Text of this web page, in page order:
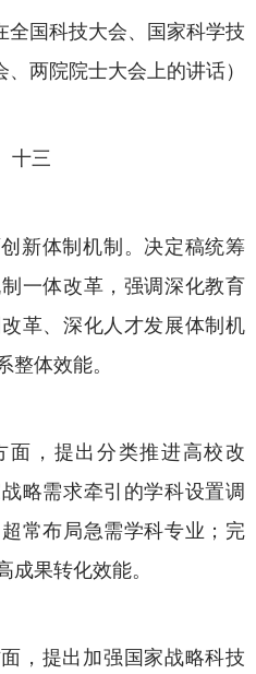
全国科技大会、国家科学技
两院院士大会上的讲话）
十三
新体制机制。决定稿统筹
一体改革，强调深化教育
革、深化人才发展体制机
体效能。
，提出分类推进高校改
略需求牵引的学科设置调
常布局急需学科专业；完
果转化效能。
，提出加强国家战略科技